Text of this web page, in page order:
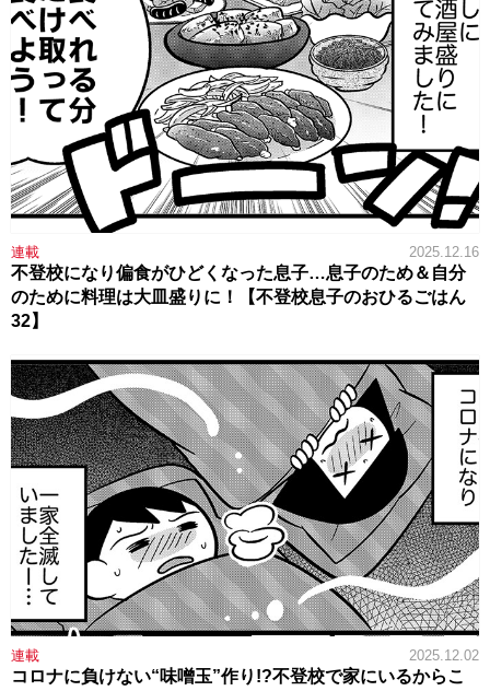
連載 2025.12.16
不登校になり偏食がひどくなった息子…息子のため＆自分
のために料理は大皿盛りに！【不登校息子のおひるごはん
32】
連載 2025.12.02
コロナに負けない“味噌玉”作り!?不登校で家にいるからこ